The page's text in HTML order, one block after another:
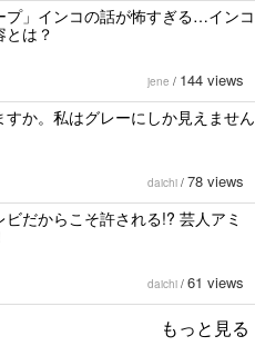
プ」インコの話が怖すぎる…インコ
は？
jene / 144 views
すか。私はグレーにしか見えません
daichi / 78 views
だからこそ許される!? 芸人アミ
daichi / 61 views
もっと見る